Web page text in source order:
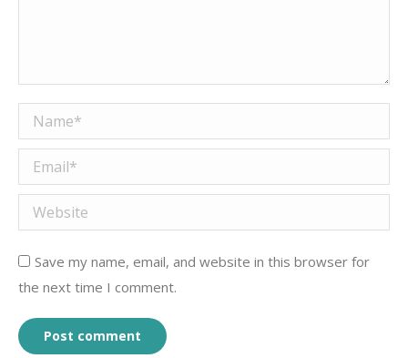
Name *
Email *
Website
Save my name, email, and website in this browser for
the next time I comment.
Post comment